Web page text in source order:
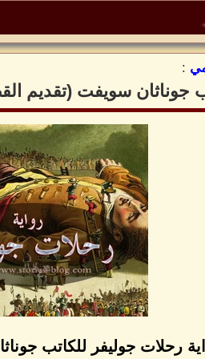
:
جوناثان سويفت (تقديم
رحلات جوليفر للكاتب